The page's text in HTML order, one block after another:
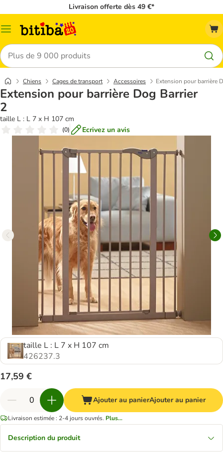
Livraison offerte dès 49 €*
Menu
Rechercher
Chiens Cages de transport Accessoires Extension pour barrière
Extension pour barrière Dog Barrier
2
taille L : L 7 x H 107 cm
(0) Ecrivez un avis
taille L : L 7 x H 107 cm
426237.3
17,59 €
Ajouter au panierAjouter au panier
Livraison estimée : 2-4 jours ouvrés. Plus...
Description du produit